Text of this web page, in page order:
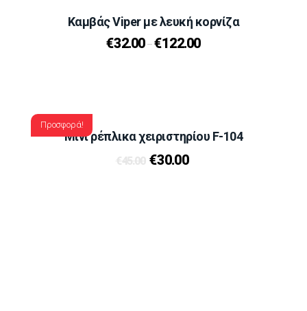
Καμβάς Viper με λευκή κορνίζα
€32.00–€122.00
Προσφορά!
Μίνι ρέπλικα χειριστηρίου F-104
€45.00 €30.00